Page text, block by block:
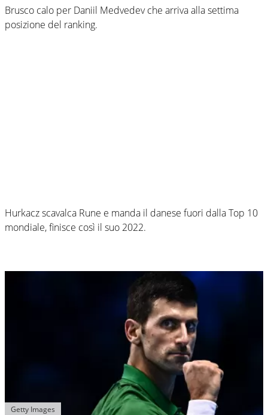
Brusco calo per Daniil Medvedev che arriva alla settima
posizione del ranking.
Hurkacz scavalca Rune e manda il danese fuori dalla Top 10
mondiale, finisce così il suo 2022.
Getty Images